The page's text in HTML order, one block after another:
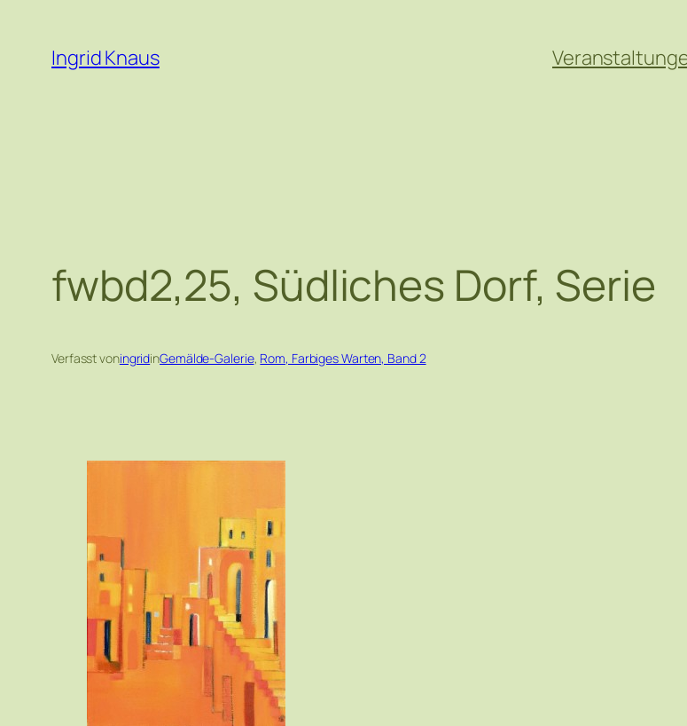
Inhalt
springen
Ingrid Knaus
fwbd2,25, Südliches Dorf, Serie
Verfasst voningridinGemälde-Galerie, Rom, Farbiges Warten, Band 2